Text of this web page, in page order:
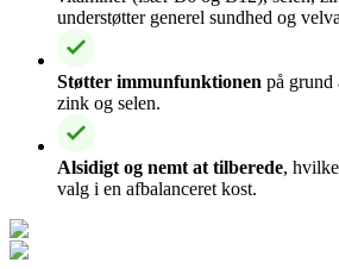
understøtter generel sundhed og
Støtter immunfunktionen på grund
zink og selen.
Alsidigt og nemt at tilberede,
valg i en afbalanceret kost.